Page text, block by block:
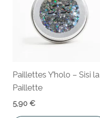
Paillettes Y’holo – Sisi la
Paillette
5,90€